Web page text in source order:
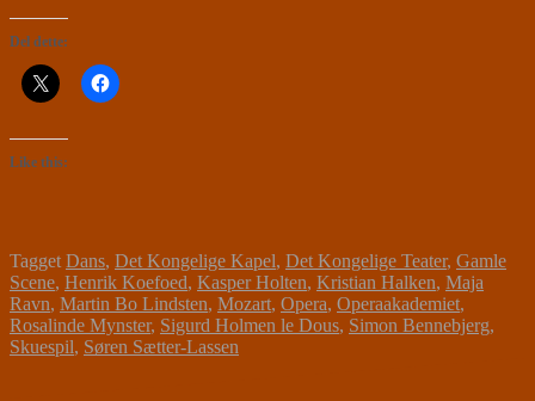
Del dette:
Like this:
TaggetDans, Det Kongelige Kapel, Det Kongelige Teater, Gamle
Scene, Henrik Koefoed, Kasper Holten, Kristian Halken, Maja
Ravn, Martin Bo Lindsten, Mozart, Opera, Operaakademiet,
Rosalinde Mynster, Sigurd Holmen le Dous, Simon Bennebjerg,
Skuespil, Søren Sætter-Lassen